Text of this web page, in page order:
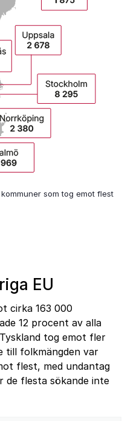
som tog emot flest
EU
cirka 163 000
12 procent av alla
tog emot fler
till folkmängden var
flest, med undantag
de flesta sökande inte